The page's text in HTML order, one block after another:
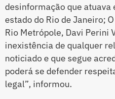
desinformação que
estado do Rio de Janeiro;
Rio Metrópole, Davi Perini
inexistência de qualquer
noticiado e que segue
poderá se defender
legal”, informou.